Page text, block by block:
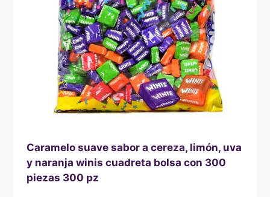
Caramelo suave sabor a cereza, limón, uva
y naranja winis cuadreta bolsa con 300
piezas 300 pz